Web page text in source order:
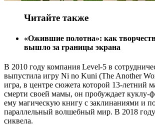
Читайте также
«Ожившие полотна»: как
вышло за границы экрана
В 2010 году компания Level-5 в
выпустила игру Ni no Kuni (The Another
игра, в центре сюжета которой 13-летний
смерти своей мамы, он пробуждает куклу-
ему магическую книгу с заклинаниями и
параллельный волшебный мир. В 2018 году
сиквела.